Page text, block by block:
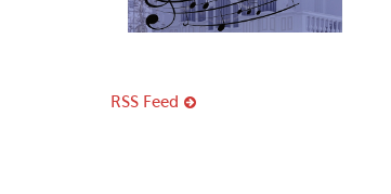
RSS Feed